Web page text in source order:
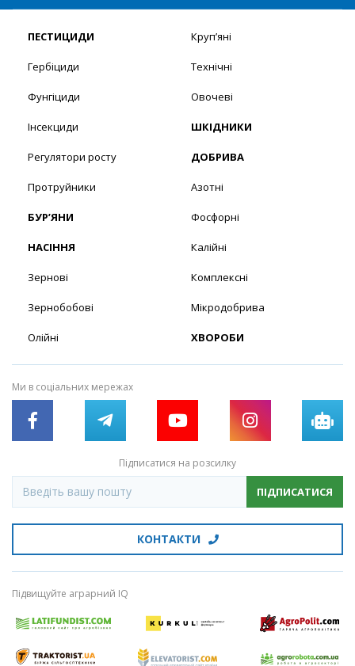
ПЕСТИЦИДИ
Гербіциди
Фунгіциди
Інсекциди
Регулятори росту
Протруйники
БУР’ЯНИ
НАСІННЯ
Зернові
Зернобобові
Олійні
Круп’яні
Технічні
Овочеві
ШКІДНИКИ
ДОБРИВА
Азотні
Фосфорні
Калійні
Комплексні
Мікродобрива
ХВОРОБИ
Ми в соціальних мережах
Підписатися на розсилку
ПІДПИСАТИСЯ
КОНТАКТИ
Підвищуйте аграрний IQ